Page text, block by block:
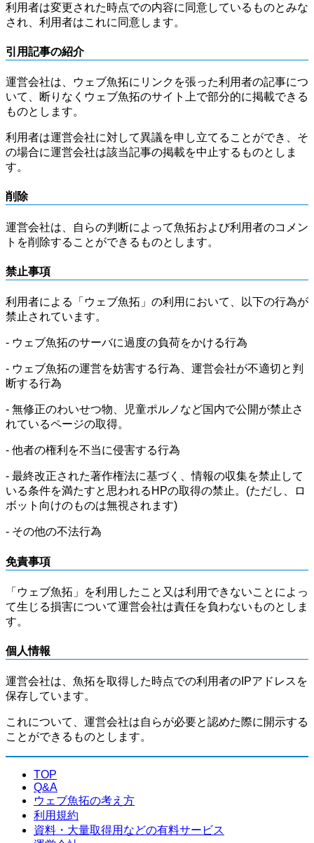
利用者は変更された時点での内容に同意しているものとみな
され、利用者はこれに同意します。
引用記事の紹介
運営会社は、ウェブ魚拓にリンクを張った利用者の記事につ
いて、断りなくウェブ魚拓のサイト上で部分的に掲載できる
ものとします。
利用者は運営会社に対して異議を申し立てることができ、そ
の場合に運営会社は該当記事の掲載を中止するものとしま
す。
削除
運営会社は、自らの判断によって魚拓および利用者のコメン
トを削除することができるものとします。
禁止事項
利用者による「ウェブ魚拓」の利用において、以下の行為が
禁止されています。
- ウェブ魚拓のサーバに過度の負荷をかける行為
- ウェブ魚拓の運営を妨害する行為、運営会社が不適切と判
断する行為
- 無修正のわいせつ物、児童ポルノなど国内で公開が禁止さ
れているページの取得。
- 他者の権利を不当に侵害する行為
- 最終改正された著作権法に基づく、情報の収集を禁止して
いる条件を満たすと思われるHPの取得の禁止。(ただし、ロ
ボット向けのものは無視されます)
- その他の不法行為
免責事項
「ウェブ魚拓」を利用したこと又は利用できないことによっ
て生じる損害について運営会社は責任を負わないものとしま
す。
個人情報
運営会社は、魚拓を取得した時点での利用者のIPアドレスを
保存しています。
これについて、運営会社は自らが必要と認めた際に開示する
ことができるものとします。
TOP
Q&A
ウェブ魚拓の考え方
利用規約
資料・大量取得用などの有料サービス